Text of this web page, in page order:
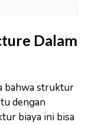
Dalam
bahwa struktur
dengan
biaya ini bisa